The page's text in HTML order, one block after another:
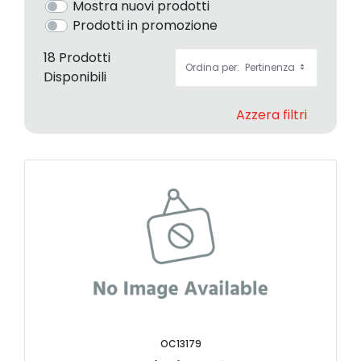
Mostra nuovi prodotti
Prodotti in promozione
18 Prodotti
Disponibili
Ordina per: Pertinenza
Azzera filtri
OC13179